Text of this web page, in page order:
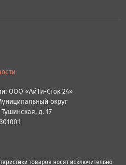
ООО «АйТи-Сток 24»
округ
д. 17
товаров носят исключительно